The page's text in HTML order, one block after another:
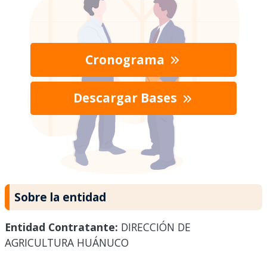
Cronograma
Descargar Bases
Sobre la entidad
Entidad Contratante: DIRECCIÓN DE
AGRICULTURA HUÁNUCO